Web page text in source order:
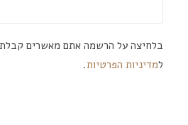
בלחיצה על הרשמה אתם מאשרים
למדיניות הפרטיות.